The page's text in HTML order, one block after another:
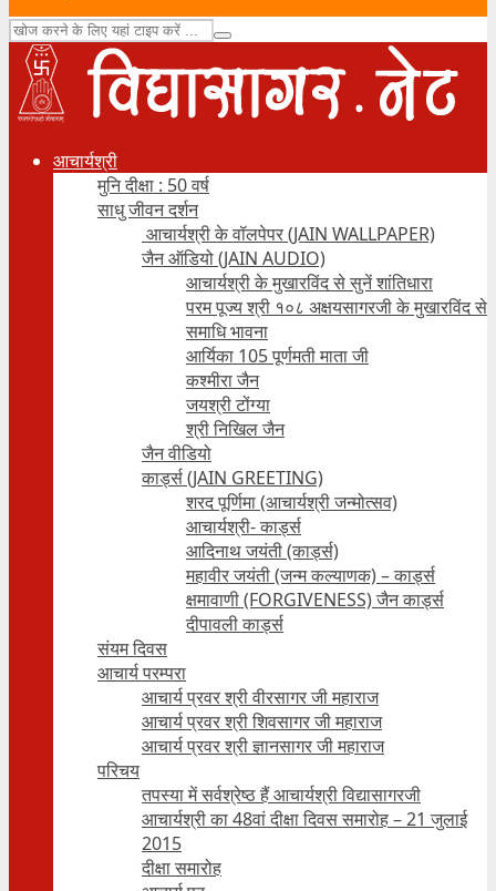
आचार्यश्री
मुनि दीक्षा : 50 वर्ष
साधु जीवन दर्शन
आचार्यश्री के वॉलपेपर (JAIN WALLPAPER)
जैन ऑडियो (JAIN AUDIO)
आचार्यश्री के मुखारविंद से सुनें शांतिधारा
परम पूज्य श्री १०८ अक्षयसागरजी के मुखारविंद से
समाधि भावना
आर्यिका 105 पूर्णमती माता जी
कश्मीरा जैन
जयश्री टोंग्या
श्री निखिल जैन
जैन वीडियो
कार्ड्स (JAIN GREETING)
शरद पूर्णिमा (आचार्यश्री जन्मोत्सव)
आचार्यश्री- कार्ड्स
आदिनाथ जयंती (कार्ड्स)
महावीर जयंती (जन्म कल्याणक) – कार्ड्स
क्षमावाणी (FORGIVENESS) जैन कार्ड्स
दीपावली कार्ड्स
संयम दिवस
आचार्य परम्परा
आचार्य प्रवर श्री वीरसागर जी महाराज
आचार्य प्रवर श्री शिवसागर जी महाराज
आचार्य प्रवर श्री ज्ञानसागर जी महाराज
परिचय
तपस्या में सर्वश्रेष्ठ हैं आचार्यश्री विद्यासागरजी
आचार्यश्री का 48वां दीक्षा दिवस समारोह – 21 जुलाई
2015
दीक्षा समारोह